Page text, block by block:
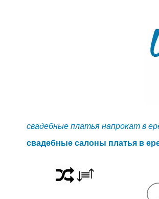
свадебные платья напрокат в
свадебные салоны платья в